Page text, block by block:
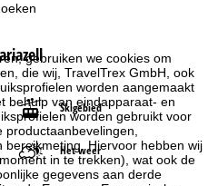
gebruiken we cookies om
die wij, TravelTrex GmbH, ook
worden aangemaakt
behulp van eindapparaat- en
worden gebruikt voor
productaanbevelingen,
Hiervoor hebben wij
in te trekken), wat ook de
gegevens aan derde
Skigebied
Het weer